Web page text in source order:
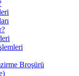
Broşürü